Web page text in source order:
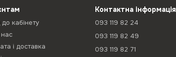
до кабінету
і доставка
Контактна інформація
093 119 82 24
093 119 82 49
093 119 82 71